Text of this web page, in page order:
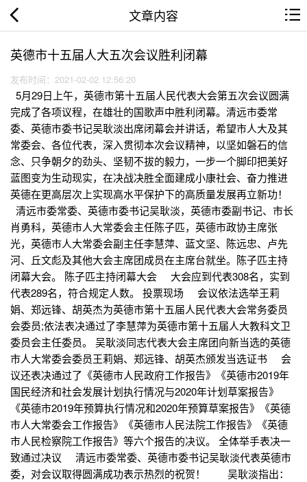
文章内容
英德市十五届人大五次会议胜利闭幕
发布时间：2021-02-02 12:56:20
5月29日上午，英德市第十五届人民代表大会第五次会议圆满
完成了各项议程，在雄壮的国歌声中胜利闭幕。清远市委常
委、英德市委书记吴耿淡出席闭幕会并讲话，希望市人大及其
常委会、各位代表，深入贯彻本次会议精神，以坚如磐石的信
念、只争朝夕的劲头、坚韧不拔的毅力，一步一个脚印把美好
蓝图变为生动现实，在决战决胜全面建成小康社会、奋力推进
英德在更高层次上实现高水平保护下的高质量发展再立新功！
清远市委常委、英德市委书记吴耿淡，英德市委副书记、市长
肖勇科，英德市人大常委会主任陈子匹，英德市政协主席张
光，英德市人大常委会副主任李慧萍、蓝文坚、陈远忠、卢先
河、丘文彪及其他大会主席团成员在主席台就坐。陈子匹主持
闭幕大会。 陈子匹主持闭幕大会 大会应到代表308名，实到
代表289名，符合规定人数。 投票现场 会议依法选举王莉
娟、郑远锋、胡英杰为英德市第十五届人民代表大会常务委员
会委员;依法表决通过了李慧萍为英德市第十五届人大教科文卫
委员会主任委员。 吴耿淡同志代表大会主席团向新当选的英德
市人大常委会委员王莉娟、郑远锋、胡英杰颁发当选证书 会
议还表决通过了《英德市人民政府工作报告》《英德市2019年
国民经济和社会发展计划执行情况与2020年计划草案报告》
《英德市2019年预算执行情况和2020年预算草案报告》《英德
市人大常委会工作报告》《英德市人民法院工作报告》《英德
市人民检察院工作报告》等六个报告的决议。 全体举手表决一
致通过决议 清远市委常委、英德市委书记吴耿淡代表英德市
委，对会议取得圆满成功表示热烈的祝贺！ 吴耿淡指出：